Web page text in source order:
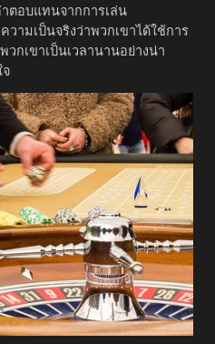
ตอบแทนจากการเล่น
ามเป็นจริงว่าพวกเขาได้ใช้การ
กเขาเป็นเวลานานอย่างน่า